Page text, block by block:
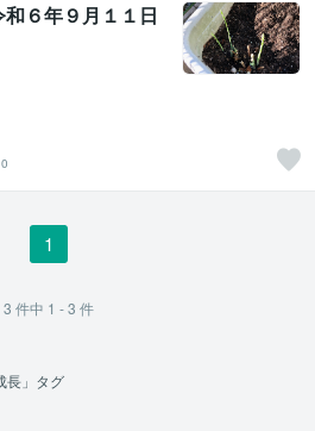
６年９月１１日
1
3 件中 1 - 3 件
長」タグ